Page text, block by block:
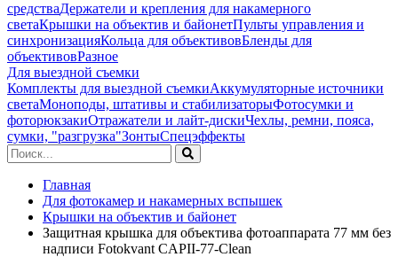
средстваДержатели и крепления для накамерного
светаКрышки на объектив и байонетПульты управления и
синхронизацияКольца для объективовБленды для
объективовРазное
Для выездной съемки
Комплекты для выездной съемкиАккумуляторные источники
светаМоноподы, штативы и стабилизаторыФотосумки и
фоторюкзакиОтражатели и лайт-дискиЧехлы, ремни, пояса,
сумки, "разгрузка"ЗонтыСпецэффекты
Главная
Для фотокамер и накамерных вспышек
Крышки на объектив и байонет
Защитная крышка для объектива фотоаппарата 77 мм без
надписи Fotokvant CAPII-77-Clean